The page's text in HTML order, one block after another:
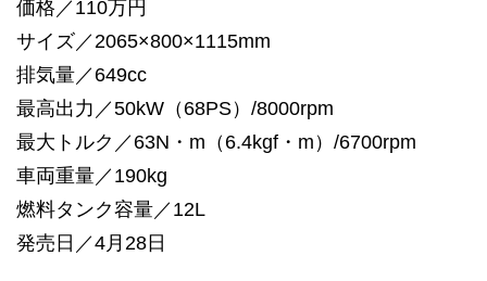
価格／110万円
サイズ／2065×800×1115mm
排気量／649cc
最高出力／50kW（68PS）/8000rpm
最大トルク／63N・m（6.4kgf・m）/6700rpm
車両重量／190kg
燃料タンク容量／12L
発売日／4月28日